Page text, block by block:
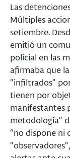
Las
Múltiples
setiembre.
emitió un
policial en las
afirmaba que
“infiltrados”
tienen por
manifestantes
metodología”
“no dispone ni